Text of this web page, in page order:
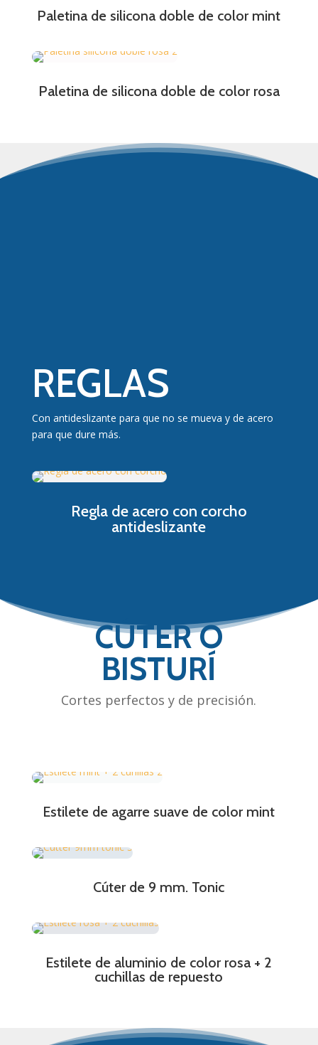
Paletina de silicona doble de color mint
Paletina de silicona doble de color rosa
REGLAS
Con antideslizante para que no se mueva y de acero
para que dure más.
Regla de acero con corcho
antideslizante
CÚTER O
BISTURÍ
Cortes perfectos y de precisión.
Estilete de agarre suave de color mint
Cúter de 9 mm. Tonic
Estilete de aluminio de color rosa + 2
cuchillas de repuesto